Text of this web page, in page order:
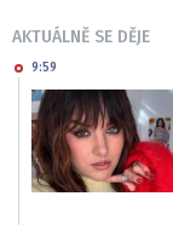
AKTUÁLNĚ SE DĚJE
9:59